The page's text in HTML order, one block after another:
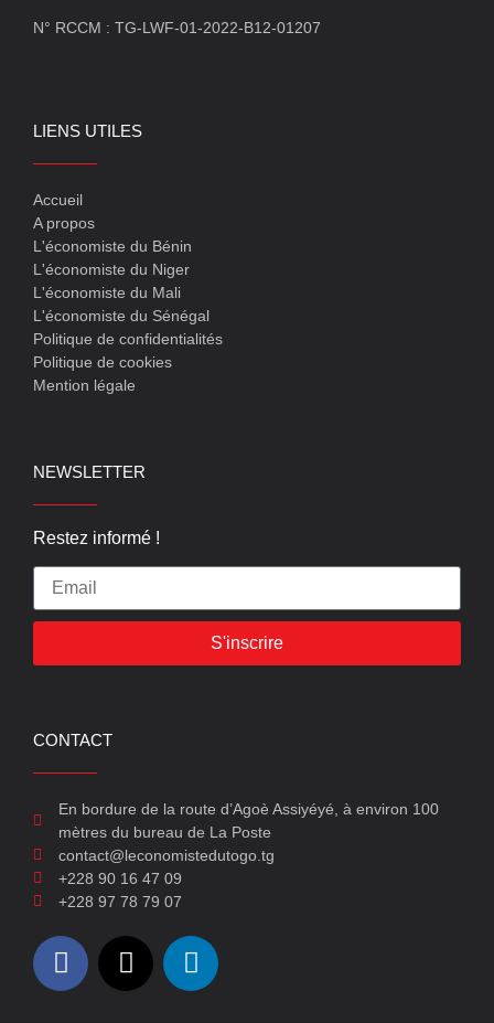
N° RCCM : TG-LWF-01-2022-B12-01207
LIENS UTILES
Accueil
A propos
L'économiste du Bénin
L'économiste du Niger
L'économiste du Mali
L'économiste du Sénégal
Politique de confidentialités
Politique de cookies
Mention légale
NEWSLETTER
Restez informé !
S'inscrire
CONTACT
En bordure de la route d’Agoè Assiyéyé, à environ 100
mètres du bureau de La Poste
contact@leconomistedutogo.tg
+228 90 16 47 09
+228 97 78 79 07